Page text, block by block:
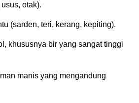
otak).
(sarden, teri, kerang, kepiting).
khususnya bir yang sangat tinggi
manis yang mengandung